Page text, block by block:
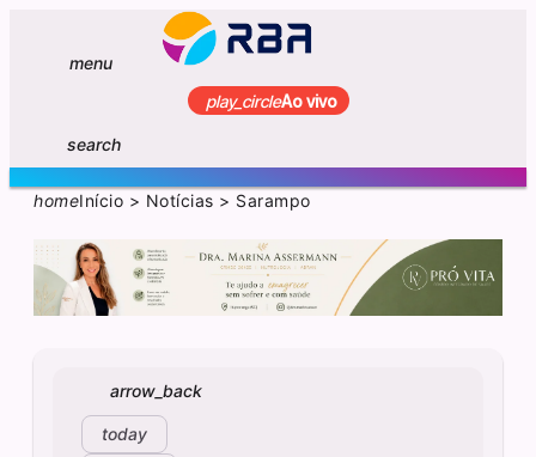
menu
play_circleAo vivo
search
homeInício > Notícias > Sarampo
arrow_back
today